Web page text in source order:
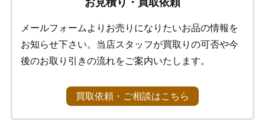
メールフォームよりお売りになりたいお品の情報を
お知らせ下さい。当店スタッフが買取りの可否や今
後のお取り引きの流れをご案内いたします。
買取依頼・ご相談はこちら